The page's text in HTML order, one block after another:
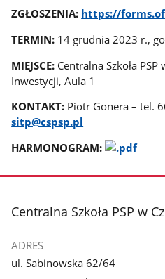
ZGŁOSZENIA: https://
TERMIN: 14 grudnia 2023 r.,
MIEJSCE: Centralna Szkoła
Inwestycji, Aula 1
KONTAKT: Piotr Gonera – tel.
sitp@cspsp.pl
HARMONOGRAM:
stopka
Centralna Szkoła PSP w
ADRES
ul. Sabinowska 62/64